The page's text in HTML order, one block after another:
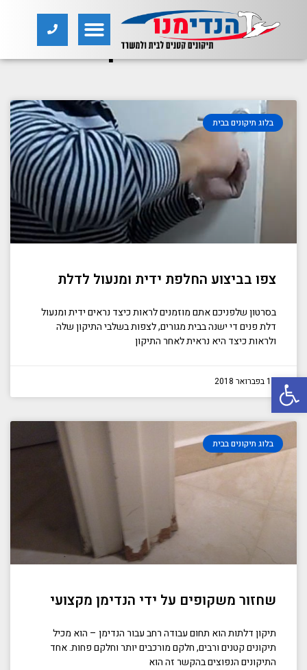
פתח סרגל נגישות
שחזור משקופים
בלוג תיקונים בבית
צפו בביצוע החלפת ידית ומנעול לדלת
בסרטון שלפניכם אתם מוזמנים לראות כיצד נראים ידית ומנעול
דלת פנים די ישנה בבית מגורים, לצפות בשלבי התיקון שלה
ולראות כיצד היא נראית לאחר התיקון
12 בפברואר 2018
בלוג תיקונים בבית
שחזור משקופים על ידי הנדימן מקצועי
תיקון דלתות הוא תחום עבודה רחב עבור הנדימן – הוא מכיל
תיקונים קטנים ורבים, חלקם מורכבים יותר וחלקם פחות. אחד
התיקונים הנפוצים בהקשר זה הוא